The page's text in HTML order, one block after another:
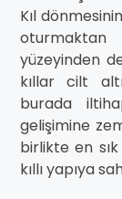
Kıl
yüzeyinden
kıllar cilt
burada
gelişimine
birlikte en
kıllı yapıya